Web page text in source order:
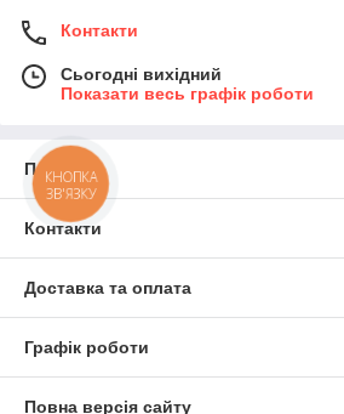
Контакти
Сьогодні вихідний
Показати весь графік роботи
Про нас
Контакти
Доставка та оплата
Графік роботи
Повна версія сайту
КНОПКА
ЗВ'ЯЗКУ